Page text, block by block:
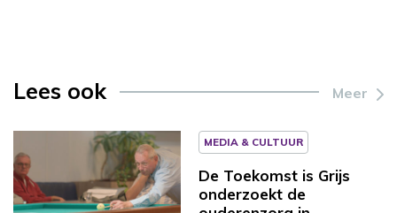
Lees ook Meer
MEDIA & CULTUUR
De Toekomst is Grijs
onderzoekt de